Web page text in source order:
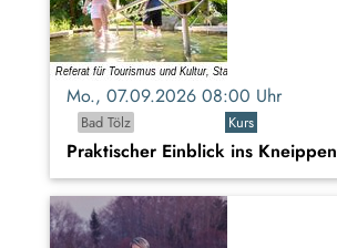
Mo., 07.09.2026 08:00 Uhr
Bad Tölz
Kurs
Praktischer Einblick ins Kneippen